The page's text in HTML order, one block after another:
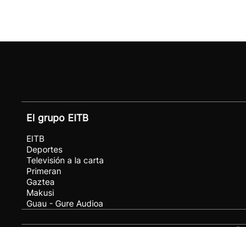
El grupo EITB
EITB
Deportes
Televisión a la carta
Primeran
Gaztea
Makusi
Guau - Gure Audioa